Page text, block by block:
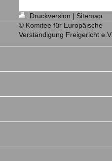
Druckversion | Sitemap
© Komitee für Europäische
Verständigung Freigericht e.V.